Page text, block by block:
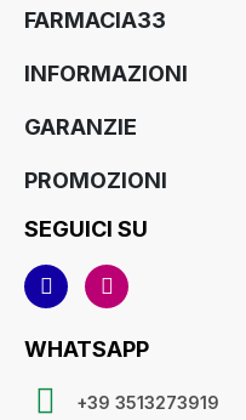
FARMACIA33
INFORMAZIONI
GARANZIE
PROMOZIONI
SEGUICI SU
WHATSAPP
+39 3513273919